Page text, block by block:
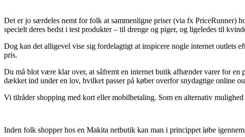
Det er jo særdeles nemt for folk at sammenligne priser (via fx PriceRunner)
specielt deres bedst i test produkter – til drenge og piger, og ligeledes til
Dog kan det alligevel vise sig fordelagtigt at inspicere nogle internet outlets
pris.
Du må blot være klar over, at såfremt en internet butik afhænder varer for
dækket ind under en lov, hvilket passer på køber overfor snydagtige online
Vi tilråder shopping med kort eller mobilbetaling. Som en alternativ
Inden folk shopper hos en Makita netbutik kan man i princippet løbe